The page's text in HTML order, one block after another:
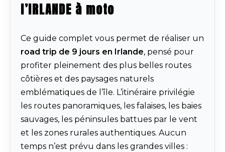
l’IRLANDE à moto
Ce guide complet vous permet de réaliser un
road trip de 9 jours en Irlande, pensé pour
profiter pleinement des plus belles routes
côtières et des paysages naturels
emblématiques de l’île. L’itinéraire privilégie
les routes panoramiques, les falaises, les baies
sauvages, les péninsules battues par le vent
et les zones rurales authentiques. Aucun
temps n’est prévu dans les grandes villes :